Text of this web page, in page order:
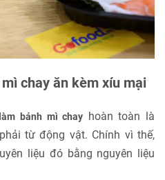
chay ăn kèm xíu mại
bánh mì chay
hoàn toàn là
từ động vật. Chính vì thế,
liệu đó bằng nguyên liệu